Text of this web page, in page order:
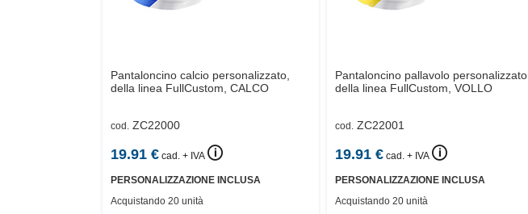
Pantaloncino calcio personalizzato,
della linea FullCustom, CALCO
cod. ZC22000
19.91 € cad. + IVA 🛈
PERSONALIZZAZIONE INCLUSA
Acquistando 20 unità
Pantaloncino pallavolo personalizzato,
della linea FullCustom, VOLLO
cod. ZC22001
19.91€ cad. + IVA 🛈
PERSONALIZZAZIONE INCLUSA
Acquistando 20 unità